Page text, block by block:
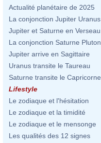
Actualité planétaire de 2025
La conjonction Jupiter Uranus
Jupiter et Saturne en Verseau
La conjonction Saturne Pluton
Jupiter arrive en Sagittaire
Uranus transite le Taureau
Saturne transite le Capricorne
Lifestyle
Le zodiaque et l'hésitation
Le zodiaque et la timidité
Le zodiaque et le mensonge
Les qualités des 12 signes